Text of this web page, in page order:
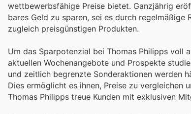
wettbewerbsfähige Preise bietet. Ganzjährig
bares Geld zu sparen, sei es durch
zugleich preisgünstigen Produkten.
Um das Sparpotenzial bei Thomas Philipps voll
aktuellen Wochenangebote und Prospekte
und zeitlich begrenzte Sonderaktionen werden
Dies ermöglicht es ihnen, Preise zu
Thomas Philipps treue Kunden mit exklusiven